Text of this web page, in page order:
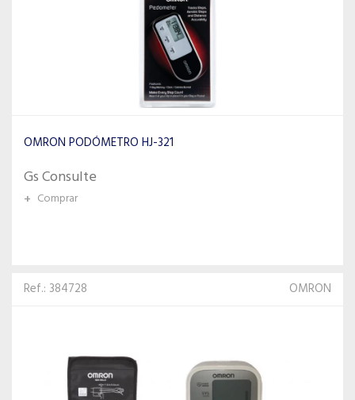
OMRON PODÓMETRO HJ-321
Gs Consulte
+ Comprar
Ref.: 384728 OMRON